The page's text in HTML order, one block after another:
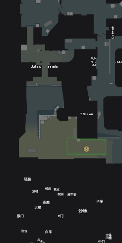
Top Mid
Mid Catwalk
Barrels
Right
Side
Mid
T Spawn
Upper Tunnels
Outside Tunnels
狙位
油桶
大箱
高箱
矮箱
死点
狗洞
脚手架
假门
狗位 白车
沙地
卡车
中门
中路
B门
凹槽